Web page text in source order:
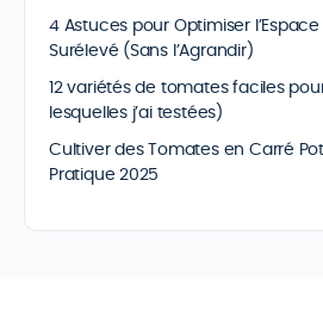
4 Astuces pour Optimiser
Surélevé (Sans l’Agrandir)
12 variétés de tomates faciles
lesquelles j’ai testées)
Cultiver des Tomates en Carré
Pratique 2025